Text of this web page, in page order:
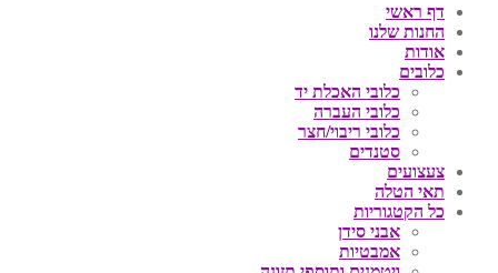
דף ראשי
החנות שלנו
אודות
כלובים
כלובי האכלת יד
כלובי העברה
כלובי ריבוי/חצר
סטנדים
צעצועים
תאי הטלה
כל הקטגוריות
אבני סידן
אמבטיות